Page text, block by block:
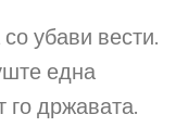
убави вести.
една
го државата.